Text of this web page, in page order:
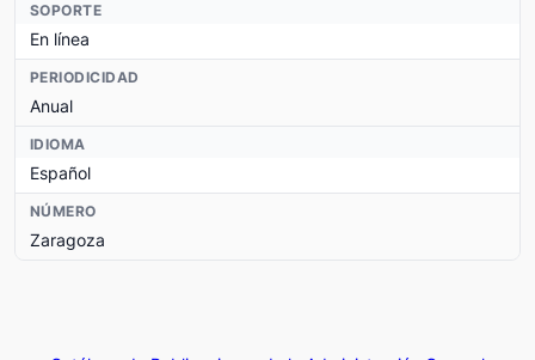
SOPORTE
En línea
PERIODICIDAD
Anual
IDIOMA
Español
NÚMERO
Zaragoza